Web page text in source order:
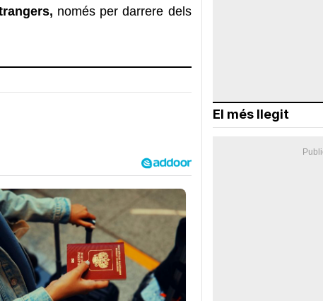
només per darrere dels
El més llegit